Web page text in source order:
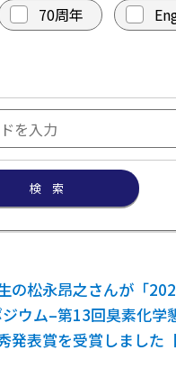
70周年
検 索
の松永昂之さんが「
ウム–第13回臭素化学
発表賞を受賞しました